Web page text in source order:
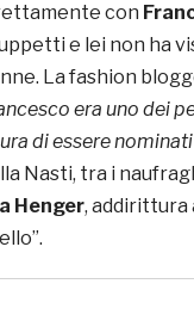
con
e lei non ha
La fashion
era uno dei
di essere
Nasti, tra i
Henger, addirittura